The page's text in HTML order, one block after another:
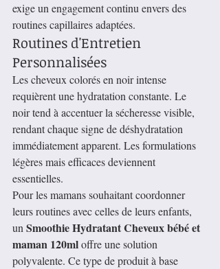
exige un engagement continu envers des
routines capillaires adaptées.
Routines d'Entretien
Personnalisées
Les cheveux colorés en noir intense
requièrent une hydratation constante. Le
noir tend à accentuer la sécheresse visible,
rendant chaque signe de déshydratation
immédiatement apparent. Les formulations
légères mais efficaces deviennent
essentielles.
Pour les mamans souhaitant coordonner
leurs routines avec celles de leurs enfants,
un Smoothie Hydratant Cheveux bébé et
maman 120ml offre une solution
polyvalente. Ce type de produit à base